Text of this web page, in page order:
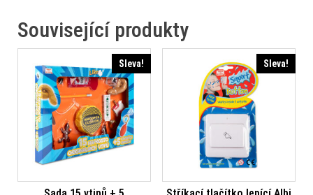
Související produkty
Sleva! Sleva!